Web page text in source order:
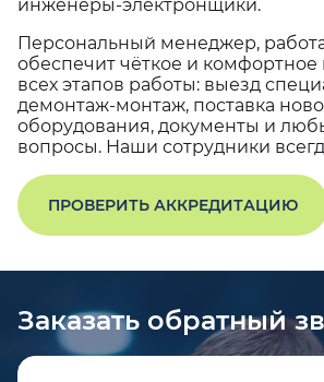
инженеры-электронщики.
Персональный менеджер,
обеспечит чёткое и
всех этапов работы: выезд
демонтаж-монтаж, поставка
оборудования, документы и
вопросы. Наши сотрудники
ПРОВЕРИТЬ АККРЕДИТАЦИЮ
Заказать обратный